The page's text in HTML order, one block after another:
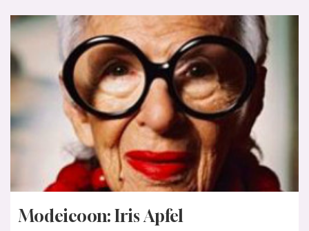
Modeicoon: Iris Apfel